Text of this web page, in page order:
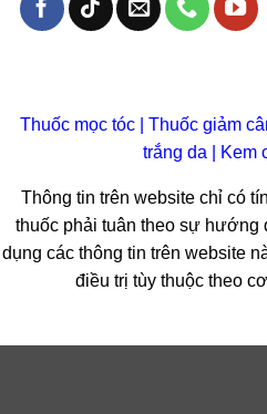
Thuốc mọc tóc Thuốc giảm
trắng da
Kem
Thông tin trên website chỉ có
thuốc phải tuân theo sự hướng
dụng các thông tin trên website
điều trị tùy thuộc theo